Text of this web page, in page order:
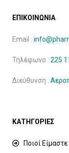
ΕΠΙΚΟΙΝΩΝΙΑ
Email :
Τηλέφωνο : 225
Διεύθυνση :
ΚΑΤΗΓΟΡΙΕΣ
Ποιοί Είμαστε